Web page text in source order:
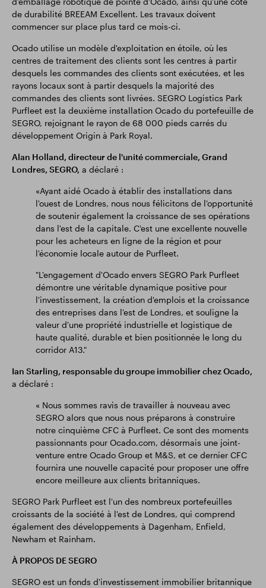
de durabilité BREEAM Excellent. Les travaux doivent
commencer sur place plus tard ce mois-ci.
Ocado utilise un modèle d'exploitation en étoile, où les
centres de traitement des clients sont les centres à partir
desquels les commandes des clients sont exécutées, et les
rayons locaux sont à partir desquels la majorité des
commandes des clients sont livrées. SEGRO Logistics Park
Purfleet est la deuxième installation Ocado du portefeuille de
SEGRO, rejoignant le rayon de 68 000 pieds carrés du
développement Origin à Park Royal.
Alan Holland, directeur de l'unité commerciale, Grand
Londres, SEGRO, a déclaré :
«Ayant aidé Ocado à établir des installations dans
l'ouest de Londres, nous nous félicitons de l'opportunité
de soutenir également la croissance de ses opérations
dans l'est de la capitale. C'est une excellente nouvelle
pour les acheteurs en ligne de la région et pour
l'économie locale autour de Purfleet.
"L'engagement d'Ocado envers SEGRO Park Purfleet
démontre une véritable dynamique positive pour
l'investissement, la création d'emplois et la croissance
des entreprises dans l'est de Londres, et souligne la
valeur d'une propriété industrielle et logistique de
haute qualité, durable et bien positionnée le long du
corridor A13."
Ian Starling, responsable du groupe immobilier chez Ocado,
a déclaré :
« Nous sommes ravis de travailler à nouveau avec
SEGRO alors que nous nous préparons à construire
notre cinquième CFC à Purfleet. Ce sont des moments
passionnants pour Ocado.com, désormais une joint-
venture entre Ocado Group et M&S, et ce dernier CFC
fournira une nouvelle capacité pour proposer une offre
encore meilleure aux clients britanniques.
SEGRO Park Purfleet est l'un des nombreux portefeuilles
croissants de la société à l'est de Londres, qui comprend
également des développements à Dagenham, Enfield,
Newham et Rainham.
À PROPOS DE SEGRO
SEGRO est un fonds d'investissement immobilier britannique